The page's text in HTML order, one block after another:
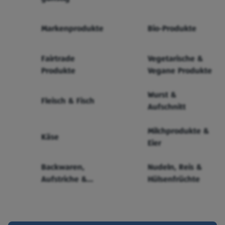
Markenprodukte Bio-Produkte
Fairtrade
Produkte
Vegetarische &
Vegane Produkte
Fleisch & Fisch
Wurst &
Aufschnitt
Käse
Milchprodukte &
Eier
Backwaren,
Aufstriche &
Nudeln, Reis &
Hülsenfrüchte